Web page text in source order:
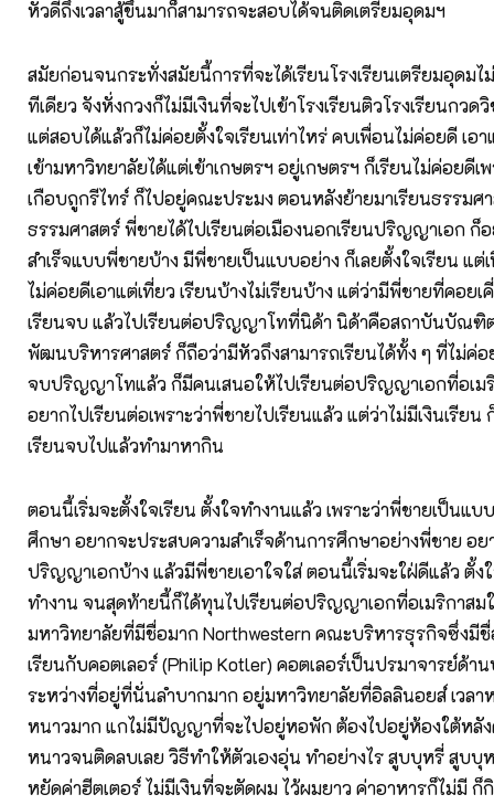
หัวดีถึงเวลาสู้ขึ้นมาก็สามารถจะสอบได้จนติดเตรียมอุดมฯ
สมัยก่อนจนกระทั่งสมัยนี้การที่จะได้เรียนโรงเรียนเตรียมอุดมไ
ทีเดียว จังหั่งกวงก็ไม่มีเงินที่จะไปเข้าโรงเรียนติวโรงเรียนกวด
แต่สอบได้แล้วก็ไม่ค่อยตั้งใจเรียนเท่าไหร่ คบเพื่อนไม่ค่อยดี เอ
เข้ามหาวิทยาลัยได้แต่เข้าเกษตรฯ อยู่เกษตรฯ ก็เรียนไม่ค่อยดีเ
เกือบถูกรีไทร์ ก็ไปอยู่คณะประมง ตอนหลังย้ายมาเรียนธรรมศ
ธรรมศาสตร์ พี่ชายได้ไปเรียนต่อเมืองนอกเรียนปริญญาเอก ก็
สำเร็จแบบพี่ชายบ้าง มีพี่ชายเป็นแบบอย่าง ก็เลยตั้งใจเรียน แต่
ไม่ค่อยดีเอาแต่เที่ยว เรียนบ้างไม่เรียนบ้าง แต่ว่ามีพี่ชายที่คอย
เรียนจบ แล้วไปเรียนต่อปริญญาโทที่นิด้า นิด้าคือสถาบันบัณฑิ
พัฒนบริหารศาสตร์ ก็ถือว่ามีหัวถึงสามารถเรียนได้ทั้ง ๆ ที่ไม่ค่อ
จบปริญญาโทแล้ว ก็มีคนเสนอให้ไปเรียนต่อปริญญาเอกที่อเม
อยากไปเรียนต่อเพราะว่าพี่ชายไปเรียนแล้ว แต่ว่าไม่มีเงินเรียน
เรียนจบไปแล้วทำมาหากิน
ตอนนี้เริ่มจะตั้งใจเรียน ตั้งใจทำงานแล้ว เพราะว่าพี่ชายเป็นแบ
ศึกษา อยากจะประสบความสำเร็จด้านการศึกษาอย่างพี่ชาย อย
ปริญญาเอกบ้าง แล้วมีพี่ชายเอาใจใส่ ตอนนี้เริ่มจะใฝ่ดีแล้ว ตั้ง
ทำงาน จนสุดท้ายนี้ก็ได้ทุนไปเรียนต่อปริญญาเอกที่อเมริกาสม
มหาวิทยาลัยที่มีชื่อมาก Northwestern คณะบริหารธุรกิจซึ่งมีชื่
เรียนกับคอตเลอร์ (Philip Kotler) คอตเลอร์เป็นปรมาจารย์ด้า
ระหว่างที่อยู่ที่นั่นลำบากมาก อยู่มหาวิทยาลัยที่อิลลินอยส์ เวล
หนาวมาก แกไม่มีปัญญาที่จะไปอยู่หอพัก ต้องไปอยู่ห้องใต้หลัง
หนาวจนติดลบเลย วิธีทำให้ตัวเองอุ่น ทำอย่างไร สูบบุหรี่ สูบบุ
หยัดค่าฮีตเตอร์ ไม่มีเงินที่จะตัดผม ไว้ผมยาว ค่าอาหารก็ไม่มี